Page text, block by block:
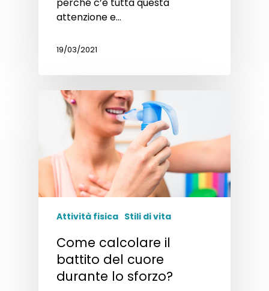
attenzione e…
19/03/2021
Attività fisica Stili di vita
Come calcolare il
battito del cuore
durante lo sforzo?